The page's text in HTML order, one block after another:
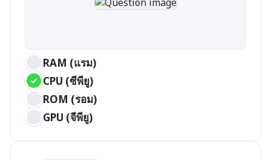
RAM (แรม)
CPU (ซีพียู)
ROM (รอม)
GPU (จีพียู)